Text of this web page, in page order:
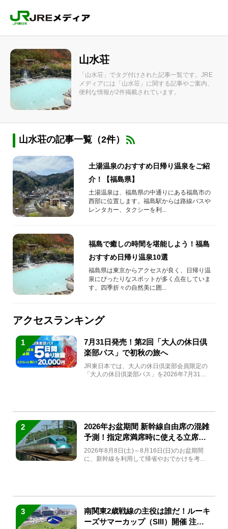
山水荘
「山水荘」でタグ付けされた記事一覧です。JRE
メディアには「山水荘」に関する記事やご案内、
便利な情報が2件掲載されています。
山水荘の記事一覧（2件）
土湯温泉のおすすめ日帰り温泉をご紹
介！【福島県】
土湯温泉は、福島県の中通りにある福島市の
西部に位置します。福島駅からは路線バスや
レンタカー、タクシーを利...
福島で癒しの時間を堪能しよう！福島
おすすめ日帰り温泉10選
福島県は東京からアクセスが良く、日帰り温
泉にぴったりなスポットが多く点在していま
す。四季折々の自然美に囲...
アクセスランキング
1
7月31日発売！第2回「大人の休日倶
楽部パス」で初秋の旅へ
JR東日本では、大人の休日倶楽部会員限定の
「大人の休日倶楽部パス」を2026年7月31日
2
2026年お盆期間 新幹線自由席の混雑
予測！指定席満席時に使える立席特
急券も解説
2026年8月8日(土)～8月16日(日)のお盆期間
に、新幹線を利用して帰省やおでかけを考え
3
南関東2歳戦線の主役は誰だ！ルーキ
ーズサマーカップ（SIII）開催 注目